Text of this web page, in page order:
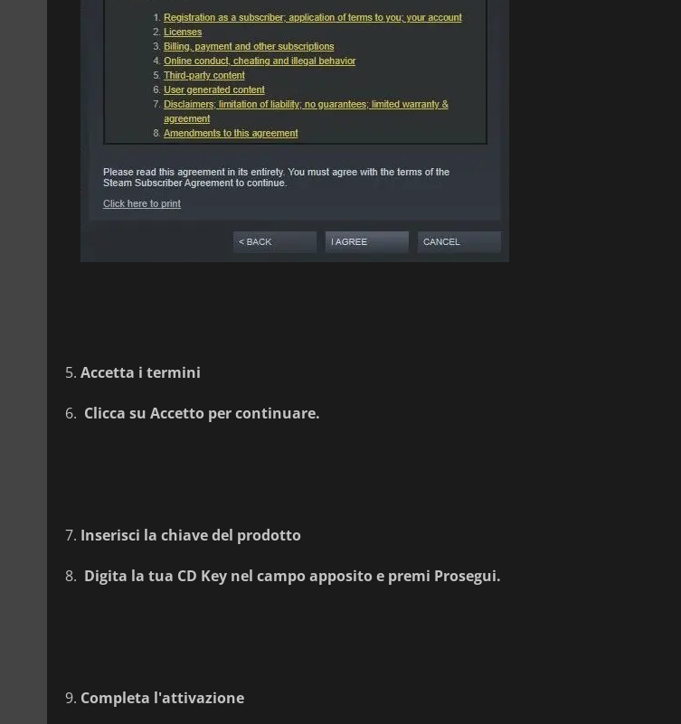
Accetta i termini
Clicca suAccetto per continuare.
Inserisci la chiave del prodotto
Digita la tua CD Key nel campo apposito e premi Prosegui.
Completa l'attivazione